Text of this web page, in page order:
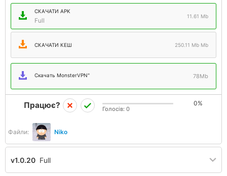
СКАЧАТИ APK
Full
11.61 Mb
СКАЧАТИ КЕШ 250.11 Mb Mb
Скачать MonsterVPN" 78Mb
Файли: Niko
Працює? 0%
Голосів: 0
v1.0.20 Full